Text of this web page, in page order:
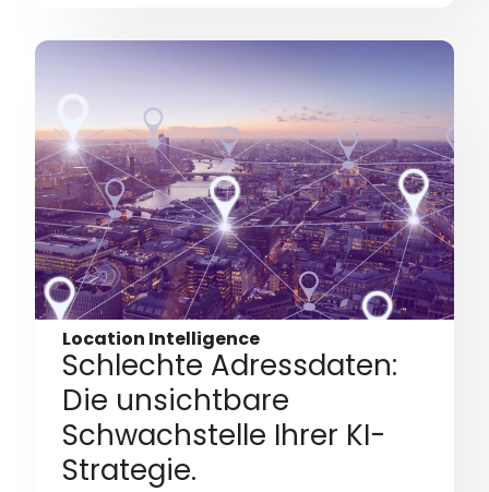
Location Intelligence
Schlechte Adressdaten:
Die unsichtbare
Schwachstelle Ihrer KI-
Strategie.